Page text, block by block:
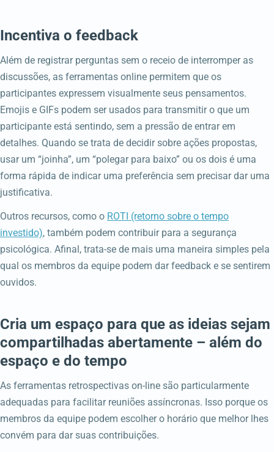
Incentiva o feedback
Além de registrar perguntas sem o receio de interromper as
discussões, as ferramentas online permitem que os
participantes expressem visualmente seus pensamentos.
Emojis e GIFs podem ser usados para transmitir o que um
participante está sentindo, sem a pressão de entrar em
detalhes. Quando se trata de decidir sobre ações propostas,
usar um “joinha”, um “polegar para baixo” ou os dois é uma
forma rápida de indicar uma preferência sem precisar dar uma
justificativa.
Outros recursos, como o ROTI (retorno sobre o tempo
investido), também podem contribuir para a segurança
psicológica. Afinal, trata-se de mais uma maneira simples pela
qual os membros da equipe podem dar feedback e se sentirem
ouvidos.
Cria um espaço para que as ideias sejam
compartilhadas abertamente – além do
espaço e do tempo
As ferramentas retrospectivas on-line são particularmente
adequadas para facilitar reuniões assíncronas. Isso porque os
membros da equipe podem escolher o horário que melhor lhes
convém para dar suas contribuições.